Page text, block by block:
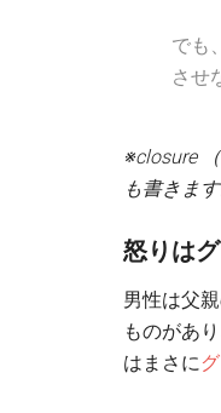
でも
させ
※closure
も書きま
怒りは
男性は父
ものがあ
はまさに